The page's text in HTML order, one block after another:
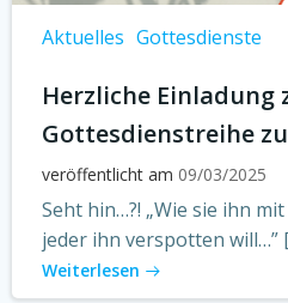
Aktuelles Gottesdienste
Herzliche Einladung
Gottesdienstreihe
veröffentlicht am 09/03/2025
Seht hin…?! „Wie sie ihn
jeder ihn verspotten will…”
Weiterlesen